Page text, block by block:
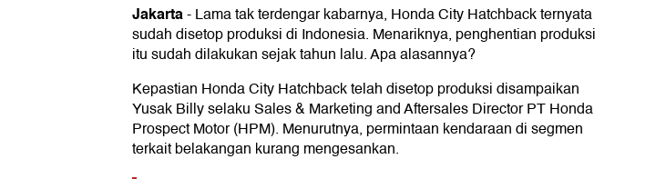
Jakarta-Lama tak terdengar kabarnya, Honda City Hatchback ternyata
sudah disetop produksi di Indonesia. Menariknya, penghentian produksi
itu sudah dilakukan sejak tahun lalu. Apa alasannya?
Kepastian Honda City Hatchback telah disetop produksi disampaikan
Yusak Billy selaku Sales & Marketing and Aftersales Director PT Honda
Prospect Motor (HPM). Menurutnya, permintaan kendaraan di segmen
terkait belakangan kurang mengesankan.